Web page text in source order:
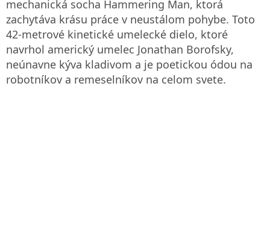
mechanická socha Hammering Man, ktorá
zachytáva krásu práce v neustálom pohybe. Toto
42-metrové kinetické umelecké dielo, ktoré
navrhol americký umelec Jonathan Borofsky,
neúnavne kýva kladivom a je poetickou ódou na
robotníkov a remeselníkov na celom svete.